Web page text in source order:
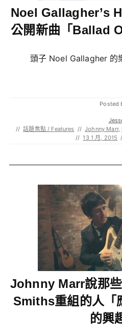
Noel Gallagher’s
公開新曲「Ballad
頭子 Noel Gallagher 的
Posted
// 話題焦點 / Features // Johnny Marr,
// 13 1 月, 2015
Johnny Marr說那
Smiths重組的人「
的興